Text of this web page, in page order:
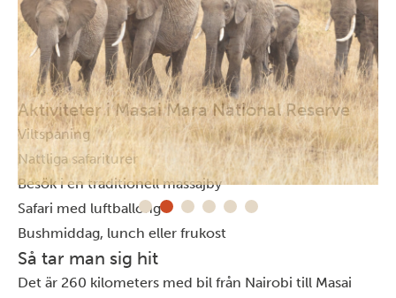
Aktiviteter i Masai Mara National Reserve
Viltspaning
Nattliga safariturer
Besök i en traditionell massajby
Safari med luftballong
Bushmiddag, lunch eller frukost
Så tar man sig hit
Det är 260 kilometers med bil från Nairobi till Masai